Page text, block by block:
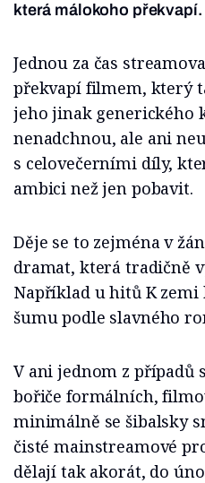
která málokoho překvapí.
Jednou za čas
překvapí filmem, který
jeho jinak generického
nenadchnou, ale ani
s celovečerními díly,
ambici než jen pobavit.
Děje se to zejména v
dramat, která tradičně
Například u hitů K zemi
šumu podle slavného
V ani jednom z případů
bořiče formálních,
minimálně se šibalsky
čisté mainstreamové
dělají tak akorát, do